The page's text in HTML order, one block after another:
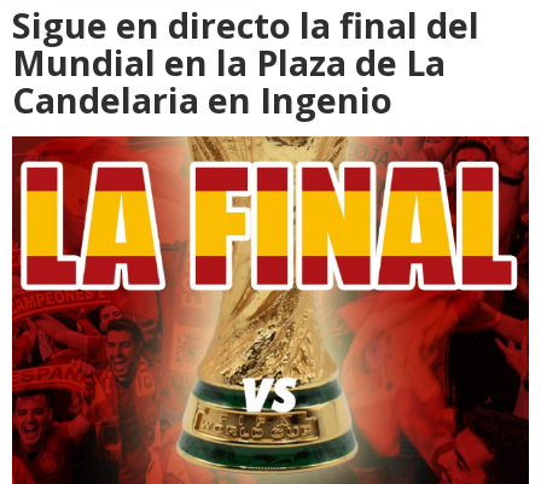
Sigue en directo la final del
Mundial en la Plaza de La
Candelaria en Ingenio